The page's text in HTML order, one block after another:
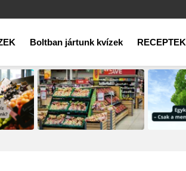
Boltban jártunk kvízek RECEPTEK